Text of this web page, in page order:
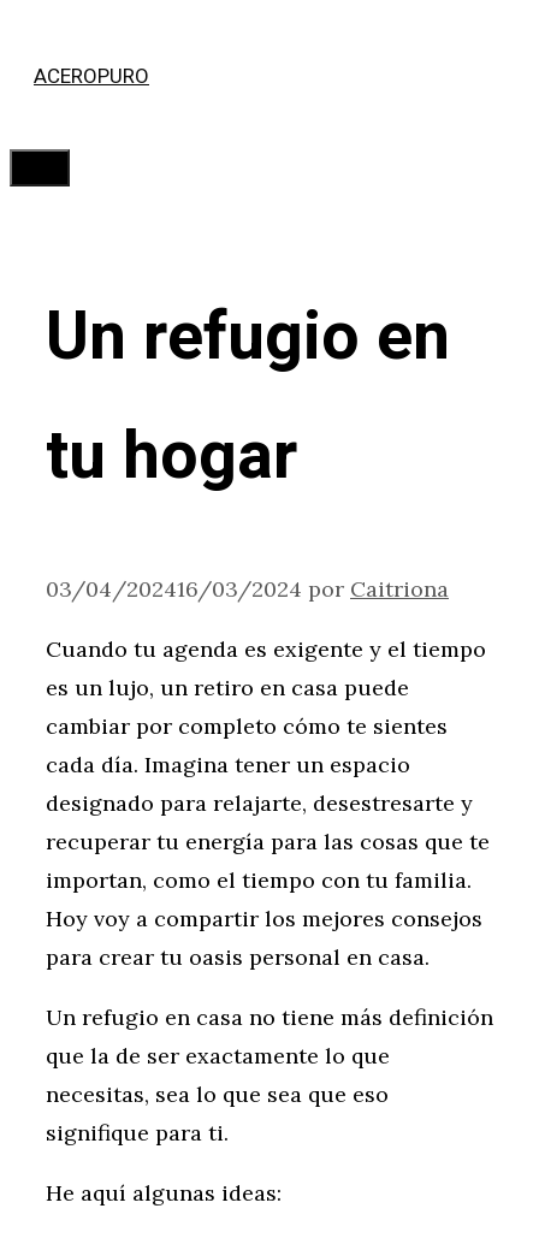
ACEROPURO
Un refugio en
tu hogar
03/04/202416/03/2024 por Caitriona
Cuando tu agenda es exigente y el tiempo
es un lujo, un retiro en casa puede
cambiar por completo cómo te sientes
cada día. Imagina tener un espacio
designado para relajarte, desestresarte y
recuperar tu energía para las cosas que te
importan, como el tiempo con tu familia.
Hoy voy a compartir los mejores consejos
para crear tu oasis personal en casa.
Un refugio en casa no tiene más definición
que la de ser exactamente lo que
necesitas, sea lo que sea que eso
signifique para ti.
He aquí algunas ideas: